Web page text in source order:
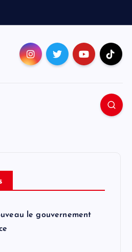
le gouvernement